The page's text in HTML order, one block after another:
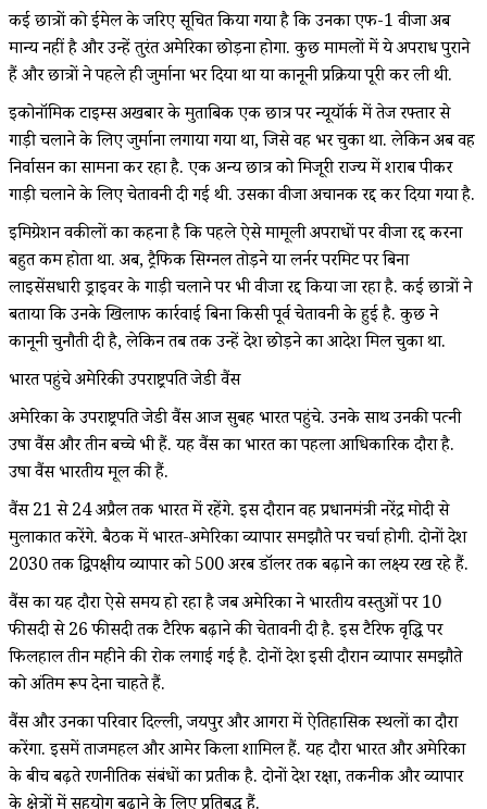
कई छात्रों को ईमेल के जरिए सूचित किया गया है कि उनका एफ-1 वीजा अब
मान्य नहीं है और उन्हें तुरंत अमेरिका छोड़ना होगा. कुछ मामलों में ये अपराध पुराने
हैं और छात्रों ने पहले ही जुर्माना भर दिया था या कानूनी प्रक्रिया पूरी कर ली थी.
इकोनॉमिक टाइम्स अखबार के मुताबिक एक छात्र पर न्यूयॉर्क में तेज रफ्तार से
गाड़ी चलाने के लिए जुर्माना लगाया गया था, जिसे वह भर चुका था. लेकिन अब वह
निर्वासन का सामना कर रहा है. एक अन्य छात्र को मिजूरी राज्य में शराब पीकर
गाड़ी चलाने के लिए चेतावनी दी गई थी. उसका वीजा अचानक रद्द कर दिया गया है.
इमिग्रेशन वकीलों का कहना है कि पहले ऐसे मामूली अपराधों पर वीजा रद्द करना
बहुत कम होता था. अब, ट्रैफिक सिग्नल तोड़ने या लर्नर परमिट पर बिना
लाइसेंसधारी ड्राइवर के गाड़ी चलाने पर भी वीजा रद्द किया जा रहा है. कई छात्रों ने
बताया कि उनके खिलाफ कार्रवाई बिना किसी पूर्व चेतावनी के हुई है. कुछ ने
कानूनी चुनौती दी है, लेकिन तब तक उन्हें देश छोड़ने का आदेश मिल चुका था.
भारत पहुंचे अमेरिकी उपराष्ट्रपति जेडी वैंस
अमेरिका के उपराष्ट्रपति जेडी वैंस आज सुबह भारत पहुंचे. उनके साथ उनकी पत्नी
उषा वैंस और तीन बच्चे भी हैं. यह वैंस का भारत का पहला आधिकारिक दौरा है.
उषा वैंस भारतीय मूल की हैं.
वैंस 21 से 24 अप्रैल तक भारत में रहेंगे. इस दौरान वह प्रधानमंत्री नरेंद्र मोदी से
मुलाकात करेंगे. बैठक में भारत-अमेरिका व्यापार समझौते पर चर्चा होगी. दोनों देश
2030 तक द्विपक्षीय व्यापार को 500 अरब डॉलर तक बढ़ाने का लक्ष्य रख रहे हैं.
वैंस का यह दौरा ऐसे समय हो रहा है जब अमेरिका ने भारतीय वस्तुओं पर 10
फीसदी से 26 फीसदी तक टैरिफ बढ़ाने की चेतावनी दी है. इस टैरिफ वृद्धि पर
फिलहाल तीन महीने की रोक लगाई गई है. दोनों देश इसी दौरान व्यापार समझौते
को अंतिम रूप देना चाहते हैं.
वैंस और उनका परिवार दिल्ली, जयपुर और आगरा में ऐतिहासिक स्थलों का दौरा
करेंगा. इसमें ताजमहल और आमेर किला शामिल हैं. यह दौरा भारत और अमेरिका
के बीच बढ़ते रणनीतिक संबंधों का प्रतीक है. दोनों देश रक्षा, तकनीक और व्यापार